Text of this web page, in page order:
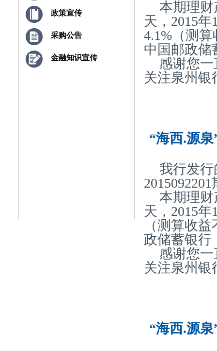
政策宣传
采购公告
金融知识宣传
本期理财
天，2015
4.1%（测
中国邮政储
感谢您
关注泉州银
“海西.源
我行发行
本期理财
天，2015
（测算收
政储蓄银行
感谢您
关注泉州银
“海西.源